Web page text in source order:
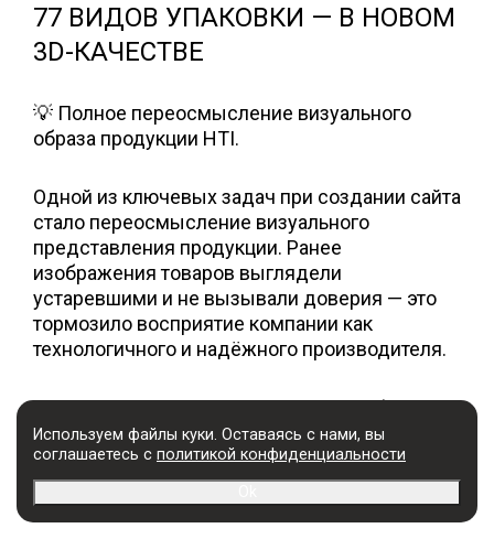
77 ВИДОВ УПАКОВКИ — В НОВОМ
3D-КАЧЕСТВЕ
💡 Полное переосмысление визуального
образа продукции HTI.
Одной из ключевых задач при создании сайта
стало переосмысление визуального
представления продукции. Ранее
изображения товаров выглядели
устаревшими и не вызывали доверия — это
тормозило восприятие компании как
технологичного и надёжного производителя.
Мы полностью отказались от старых фото и
разработали 3D-рендеры для всей линейки
продукции HTI — от небольших емкостей до
крупных ведер.
Используем файлы куки. Оставаясь с нами, вы
соглашаетесь с политикой конфиденциальности